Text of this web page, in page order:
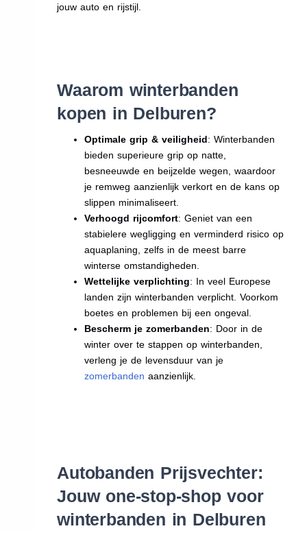
jouw auto en rijstijl.
Waarom winterbanden
kopen in Delburen?
Optimale grip & veiligheid: Winterbanden
bieden superieure grip op natte,
besneeuwde en beijzelde wegen, waardoor
je remweg aanzienlijk verkort en de kans op
slippen minimaliseert.
Verhoogd rijcomfort: Geniet van een
stabielere wegligging en verminderd risico op
aquaplaning, zelfs in de meest barre
winterse omstandigheden.
Wettelijke verplichting: In veel Europese
landen zijn winterbanden verplicht. Voorkom
boetes en problemen bij een ongeval.
Bescherm je zomerbanden: Door in de
winter over te stappen op winterbanden,
verleng je de levensduur van je
zomerbanden aanzienlijk.
Autobanden Prijsvechter:
Jouw one-stop-shop voor
winterbanden in Delburen